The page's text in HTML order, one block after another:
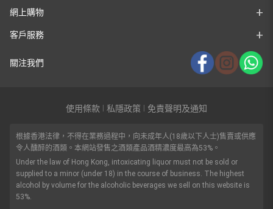
網上購物
客戶服務
關注我們
使用條款 私隱政策 免責聲明及通知
根據香港法律，不得在業務過程中，向未成年人(18歲以下人士)售賣或供應
令人醺醉的酒類。本網站發售之酒類產品酒精濃度最高為53%。
Under the law of Hong Kong, intoxicating liquor must not be sold or
supplied to a minor (under 18) in the course of business. The highest
alcohol by volume for the alcoholic beverages we sell on this website is
53%.